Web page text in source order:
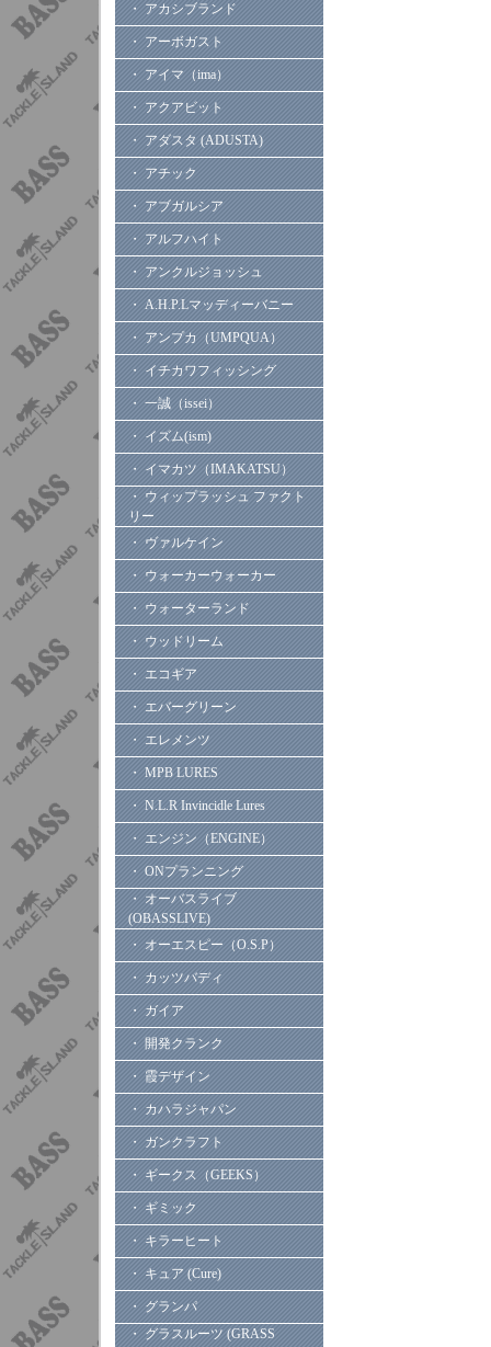
・ アカシブランド
・ アーボガスト
・ アイマ（ima）
・ アクアビット
・ アダスタ (ADUSTA)
・ アチック
・ アブガルシア
・ アルフハイト
・ アンクルジョッシュ
・ A.H.P.Lマッディーバニー
・ アンプカ（UMPQUA）
・ イチカワフィッシング
・ 一誠（issei）
・ イズム(ism)
・ イマカツ（IMAKATSU）
・ ウィップラッシュ ファクト
リー
・ ヴァルケイン
・ ウォーカーウォーカー
・ ウォーターランド
・ ウッドリーム
・ エコギア
・ エバーグリーン
・ エレメンツ
・ MPB LURES
・ N.L.R Invincidle Lures
・ エンジン（ENGINE）
・ ONプランニング
・ オーバスライブ
(OBASSLIVE)
・ オーエスピー（O.S.P）
・ カッツバディ
・ ガイア
・ 開発クランク
・ 霞デザイン
・ カハラジャパン
・ ガンクラフト
・ ギークス（GEEKS）
・ ギミック
・ キラーヒート
・ キュア (Cure)
・ グランパ
・ グラスルーツ (GRASS